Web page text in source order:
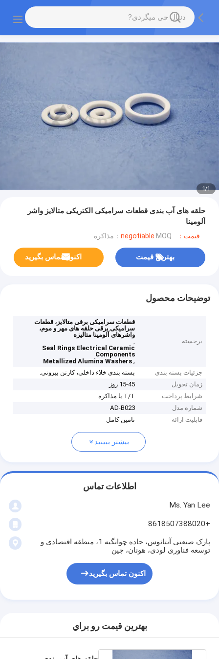
1
/
1
حلقه های آب بندی قطعات سرامیکی الکتریکی متالایز واشر
آلومینا
قیمت：negotiable MOQ：مذاکره
بهترین قیمت اکنون تماس بگیرید
توضیحات محصول
برجسته
قطعات سرامیکی برقی متالایز، قطعات
سرامیکی برقی حلقه های مهر و موم،
واشرهای آلومینا متالیزه
,
Seal Rings Electrical Ceramic
Components
,
Metallized Alumina Washers
جزئیات بسته بندی
بسته بندی خلاء داخلی، کارتن بیرونی.
زمان تحویل
15-45 روز
شرایط پرداخت
T/T یا مذاکره
شماره مدل
AD-B023
قابلیت ارائه
تامین کامل
بیشتر ببینید
اطلاعات تماس
Ms. Yan Lee
+8618507388020
پارک صنعتی آنتائوس، جاده چوانگیه 1، منطقه اقتصادی و
توسعه فناوری لودی، هونان، چین
اکنون تماس بگیرید
بهترين قيمت رو براي